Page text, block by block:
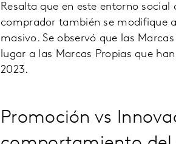
Resalta que en este entorno
comprador también se modifique
masivo. Se observó que las
lugar a las Marcas Propias que
2023.
Promoción vs